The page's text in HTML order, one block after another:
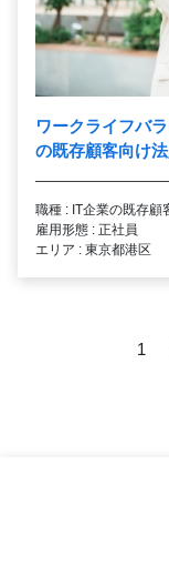
ワークライフバ
の既存顧客向け
職種 : IT企業の既存顧
雇用形態 : 正社員
エリア : 東京都港区
1